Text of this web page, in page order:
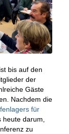
bis auf den
der
Gäste
Nachdem die
für
darum,
zu